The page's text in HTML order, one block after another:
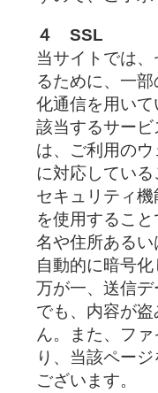
４ SSL
当サイトでは
るために、一
化通信を用いて
該当するサー
は、ご利用の
に対応している
セキュリティ
を使用するこ
名や住所ある
自動的に暗号化
万が一、送信
でも、内容が
ん。また、フ
り、当該ペー
ございます。